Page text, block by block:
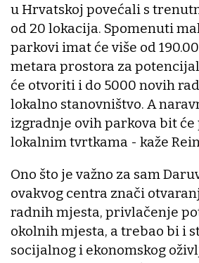
u Hrvatskoj povećali s
od 20 lokacija. Spomenuti
parkovi imat će više od
metara prostora za
će otvoriti i do 5000 novih
lokalno stanovništvo. A
izgradnje ovih parkova bit će
lokalnim tvrtkama - kaže
Ono što je važno za sam
ovakvog centra znači
radnih mjesta, privlačenje
okolnih mjesta, a trebao bi i
socijalnog i ekonomskog